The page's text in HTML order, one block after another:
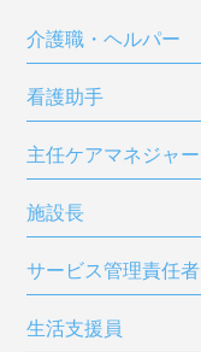
介護職・ヘルパー
看護助手
主任ケアマネジャー
施設長
サービス管理責任者
生活支援員